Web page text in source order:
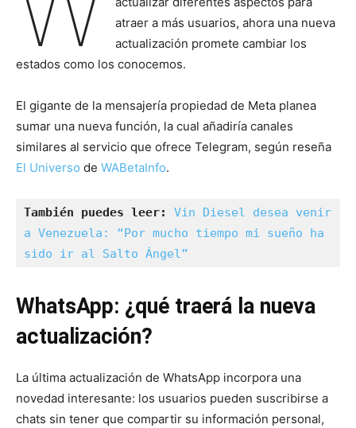
atraer a más usuarios, ahora una nueva
actualización promete cambiar los
estados como los conocemos.
El gigante de la mensajería propiedad de Meta planea
sumar una nueva función, la cual añadiría canales
similares al servicio que ofrece Telegram, según reseña
El Universo de WABetaInfo.
También puedes leer:
Vin Diesel desea venir
a Venezuela: “Por mucho tiempo mi sueño ha
sido ir al Salto Ángel”
WhatsApp: ¿qué traerá la nueva
actualización?
La última actualización de WhatsApp incorpora una
novedad interesante: los usuarios pueden suscribirse a
chats sin tener que compartir su información personal,